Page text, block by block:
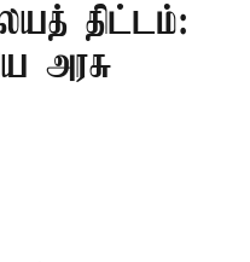
திட்டம்:
அரசு